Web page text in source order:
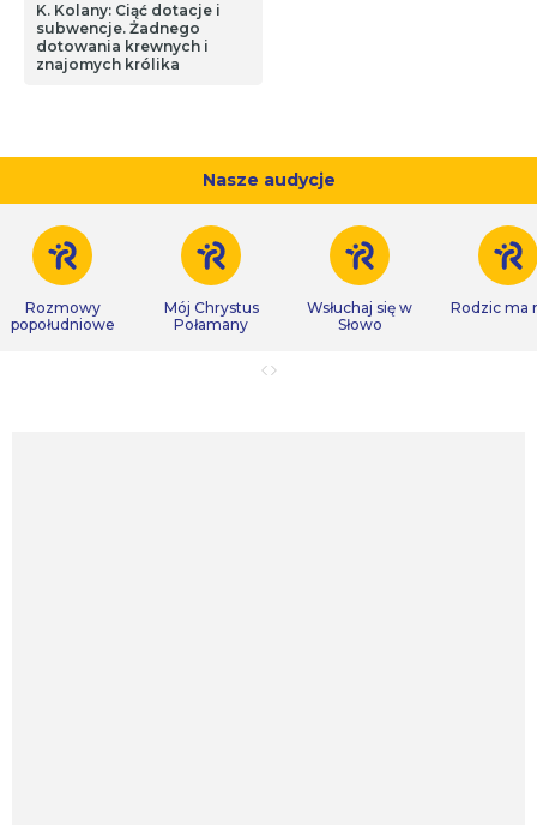
K. Kolany: Ciąć dotacje i
subwencje. Żadnego
dotowania krewnych i
znajomych królika
Nasze audycje
Rozmowy
popołudniowe
Mój Chrystus
Połamany
Wsłuchaj się w
Słowo
Rodzic ma